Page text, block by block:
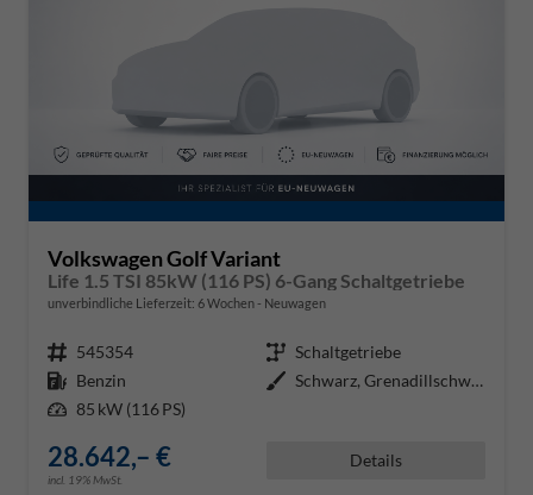
Volkswagen Golf Variant
Life 1.5 TSI 85kW (116 PS) 6-Gang Schaltgetriebe
unverbindliche Lieferzeit: 6 Wochen Neuwagen
Fahrzeugnr. 545354 Getriebe Schaltgetriebe
Kraftstoff Benzin Außenfarbe
Schwarz, Grenadillschwarz Metall
Leistung 85 kW (116 PS)
28.642,– €
incl. 19% MwSt.
Details